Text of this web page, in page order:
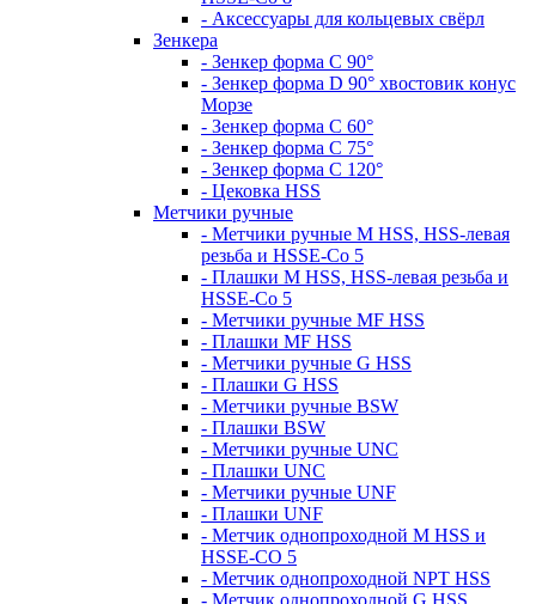
- Аксессуары для кольцевых свёрл
Зенкера
- Зенкер форма С 90°
- Зенкер форма D 90° хвостовик конус
Морзе
- Зенкер форма С 60°
- Зенкер форма С 75°
- Зенкер форма С 120°
- Цековка HSS
Метчики ручные
- Метчики ручные M HSS, HSS-левая
резьба и HSSE-Co 5
- Плашки M HSS, HSS-левая резьба и
HSSE-Co 5
- Метчики ручные MF HSS
- Плашки MF HSS
- Метчики ручные G HSS
- Плашки G HSS
- Метчики ручные BSW
- Плашки BSW
- Метчики ручные UNC
- Плашки UNC
- Метчики ручные UNF
- Плашки UNF
- Метчик однопроходной M HSS и
HSSE-CO 5
- Метчик однопроходной NPT HSS
- Метчик однопроходной G HSS